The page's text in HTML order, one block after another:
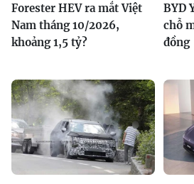
Forester HEV ra mắt Việt
Nam tháng 10/2026,
khoảng 1,5 tỷ?
BYD
chỗ
đồng